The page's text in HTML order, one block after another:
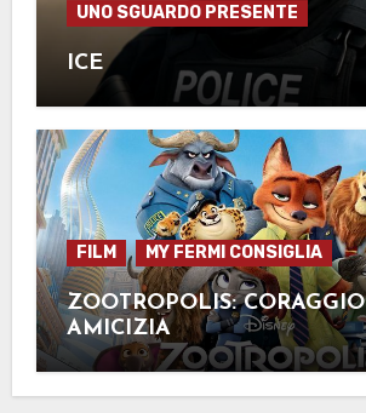
UNO SGUARDO PRESENTE
ICE
FILM MY FERMI CONSIGLIA
ZOOTROPOLIS:
AMICIZIA